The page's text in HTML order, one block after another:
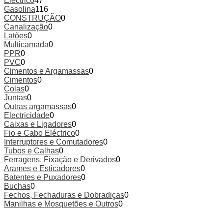
Gasolina116
CONSTRUÇÃO0
Canalização0
Latões0
Multicamada0
PPR0
PVC0
Cimentos e Argamassas0
Cimentos0
Colas0
Juntas0
Outras argamassas0
Electricidade0
Caixas e Ligadores0
Fio e Cabo Eléctrico0
Interruptores e Comutadores0
Tubos e Calhas0
Ferragens, Fixação e Derivados0
Arames e Esticadores0
Batentes e Puxadores0
Buchas0
Fechos, Fechaduras e Dobradiças0
Manilhas e Mosquetões e Outros0